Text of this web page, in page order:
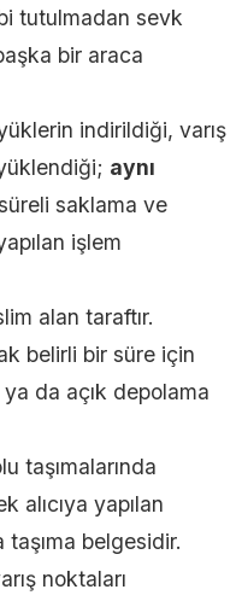
tutulmadan sevk
bir araca
indirildiği, varış
aynı
saklama ve
işlem
alan taraftır.
belirli bir süre için
da açık depolama
taşımalarında
alıcıya yapılan
belgesidir.
noktaları